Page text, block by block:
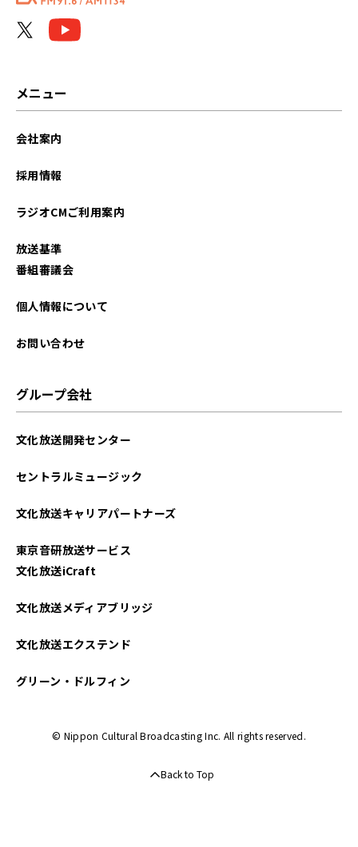
2025年01月
2024年10月
2024年05月
2024年04月
2024年03月
メニュー
会社案内
採用情報
ラジオCMご利用案内
放送基準
番組審議会
個人情報について
お問い合わせ
グループ会社
文化放送開発センター
セントラルミュージック
文化放送キャリアパートナーズ
東京音研放送サービス
文化放送iCraft
文化放送メディアブリッジ
文化放送エクステンド
グリーン・ドルフィン
© Nippon Cultural Broadcasting Inc. All rights reserved.
Back to Top